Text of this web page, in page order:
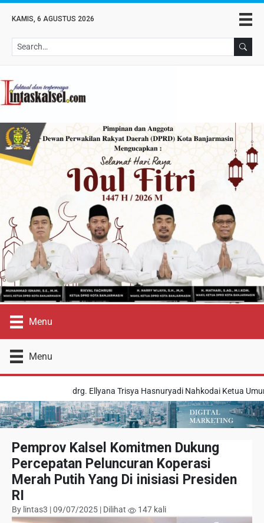
KAMIS, 6 AGUSTUS 2026
Menu
Menu
drg. Ellyana Trisya Hasnuryadi Nahkodai Ketua Umum
Pemprov Kalsel Komitmen Dukung
Percepatan Peluncuran Koperasi
Merah Putih Yang Di inisiasi Presiden
RI
By lintas3 | 09/07/2025 | Dilihat 147 kali